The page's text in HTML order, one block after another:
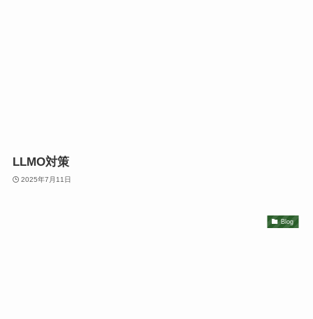
LLMO対策
2025年7月11日
Blog